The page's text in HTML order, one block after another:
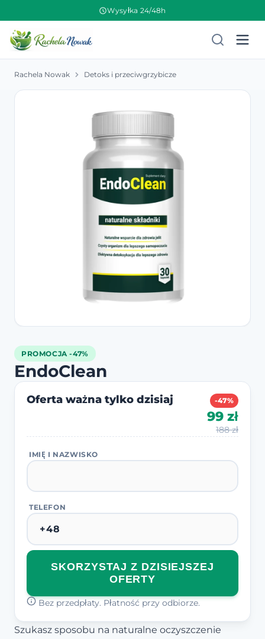
Wysyłka 24/48h
Rachela Nowak Detoks i przeciwgrzybicze
PROMOCJA -47%
EndoClean
Oferta ważna tylko dzisiaj -47%
99 zł
188 zł
IMIĘ I NAZWISKO
TELEFON
SKORZYSTAJ Z DZISIEJSZEJ
OFERTY
Bez przedpłaty. Płatność przy odbiorze.
Szukasz sposobu na naturalne oczyszczenie